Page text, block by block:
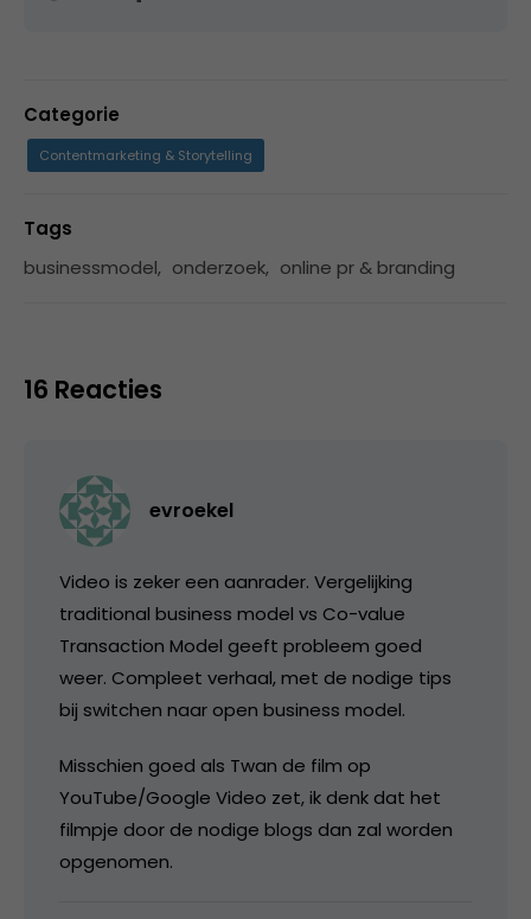
Categorie
Contentmarketing & Storytelling
Tags
businessmodel, onderzoek, online pr & branding
16 Reacties
evroekel
Video is zeker een aanrader. Vergelijking
traditional business model vs Co-value
Transaction Model geeft probleem goed
weer. Compleet verhaal, met de nodige tips
bij switchen naar open business model.
Misschien goed als Twan de film op
YouTube/Google Video zet, ik denk dat het
filmpje door de nodige blogs dan zal worden
opgenomen.